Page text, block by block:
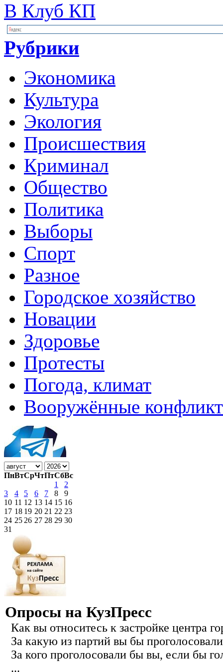
В Клуб КП
Рубрики
Экономика
Культура
Экология
Происшествия
Криминал
Общество
Политика
Выборы
Спорт
Разное
Городское хозяйство
Новации
Здоровье
Протесты
Погода, климат
Вооружённые
ПнВтСрЧтПтСбВс
1
2
3
4 5 6 7 8
9
10 11 12 13 14 15 16
17 18 19 20 21 22 23
24 25 26 27 28 29 30
31
Опросы на КузПресс
Как вы относитесь к застройке центра
За какую из партий вы бы
За кого проголосовали бы вы, если бы
...